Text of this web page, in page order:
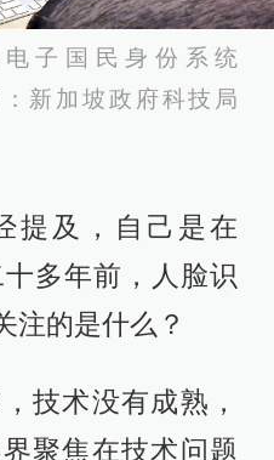
子国民身份系统
新加坡政府科技局
提及，自己是在
多年前，人脸识
注的是什么？
，技术没有成熟，
聚焦在技术问题